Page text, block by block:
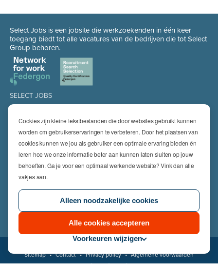
Cookies zijn kleine tekstbestanden die door websites gebruikt kunnen
worden om gebruikerservaringen te verbeteren. Door het plaatsen van
cookies kunnen we jou als gebruiker een optimale ervaring bieden én
leren hoe we onze informatie beter aan kunnen laten sluiten op jouw
behoeften. Ga je voor een optimaal werkende website? Vink dan alle
vakjes aan.
Alleen noodzakelijke cookies
Alle cookies accepteren
Voorkeuren wijzigen
Select Jobs is een jobsite die werkzoekenden in één keer
toegang biedt tot alle vacatures van de bedrijven die tot Select
Group behoren.
SELECT JOBS
Jobs
Job alert
SPECIALISATIES
Technics
High Technics & Engineering
Logistics
Finance & Insurance
Office
HR & Legal
Sitemap • Contact • Privacy policy • Algemene voorwaarden